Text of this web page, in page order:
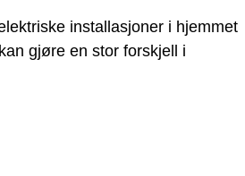
installasjoner i hjemmet
gjøre en stor forskjell i